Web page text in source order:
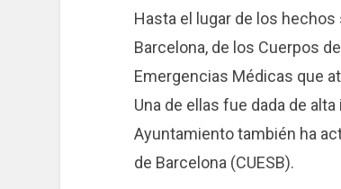
Hasta el lugar de los hechos
Barcelona, ​​de los Cuerpos
Emergencias Médicas que
Una de ellas fue dada de
Ayuntamiento también ha
de Barcelona (CUESB).